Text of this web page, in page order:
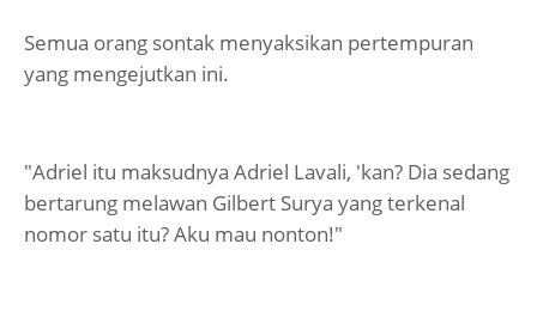
Semua orang sontak menyaksikan pertempuran
yang mengejutkan ini.
"Adriel itu maksudnya Adriel Lavali, 'kan? Dia sedang
bertarung melawan Gilbert Surya yang terkenal
nomor satu itu? Aku mau nonton!"